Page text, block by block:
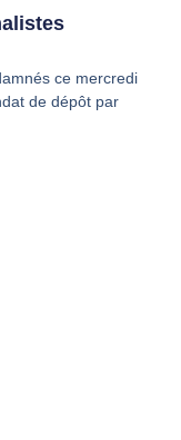
ce mercredi
de dépôt par